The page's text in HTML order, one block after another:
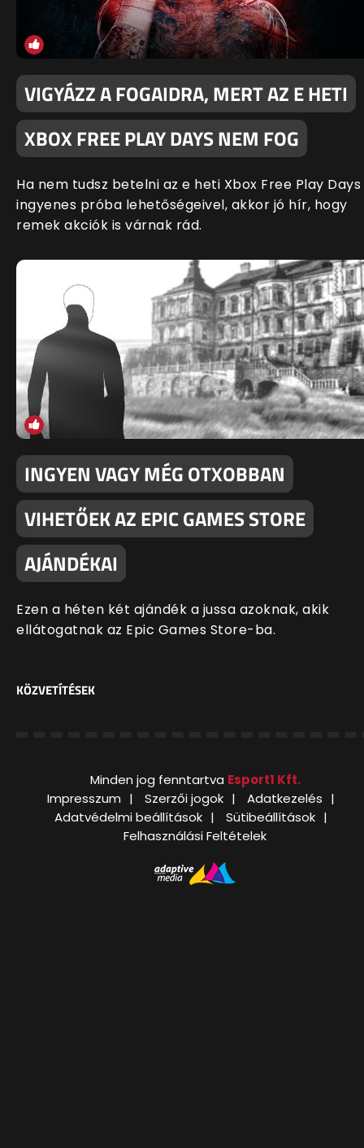
VIGYÁZZ A FOGAIDRA, MERT AZ E HETI
XBOX FREE PLAY DAYS NEM FOG
Ha nem tudsz betelni az e heti Xbox Free Play Days
ingyenes próba lehetőségeivel, akkor jó hír, hogy
remek akciók is várnak rád.
INGYEN VAGY MÉG OTXOBBAN
VIHETŐEK AZ EPIC GAMES STORE
AJÁNDÉKAI
Ezen a héten két ajándék a jussa azoknak, akik
ellátogatnak az Epic Games Store-ba.
KÖZVETÍTÉSEK
Minden jog fenntartva Esport1 Kft.
Impresszum
Szerzői jogok
Adatkezelés
Adatvédelmi beállítások
Sütibeállítások
Felhasználási Feltételek